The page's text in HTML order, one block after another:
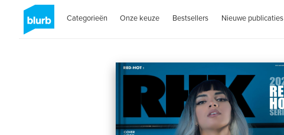
Categorieën Onze keuze Bestsellers Nieuwe publicaties